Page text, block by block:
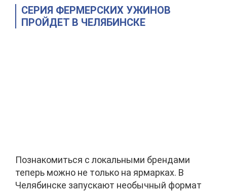
СЕРИЯ ФЕРМЕРСКИХ УЖИНОВ
ПРОЙДЕТ В ЧЕЛЯБИНСКЕ
Познакомиться с локальными брендами
теперь можно не только на ярмарках. В
Челябинске запускают необычный формат